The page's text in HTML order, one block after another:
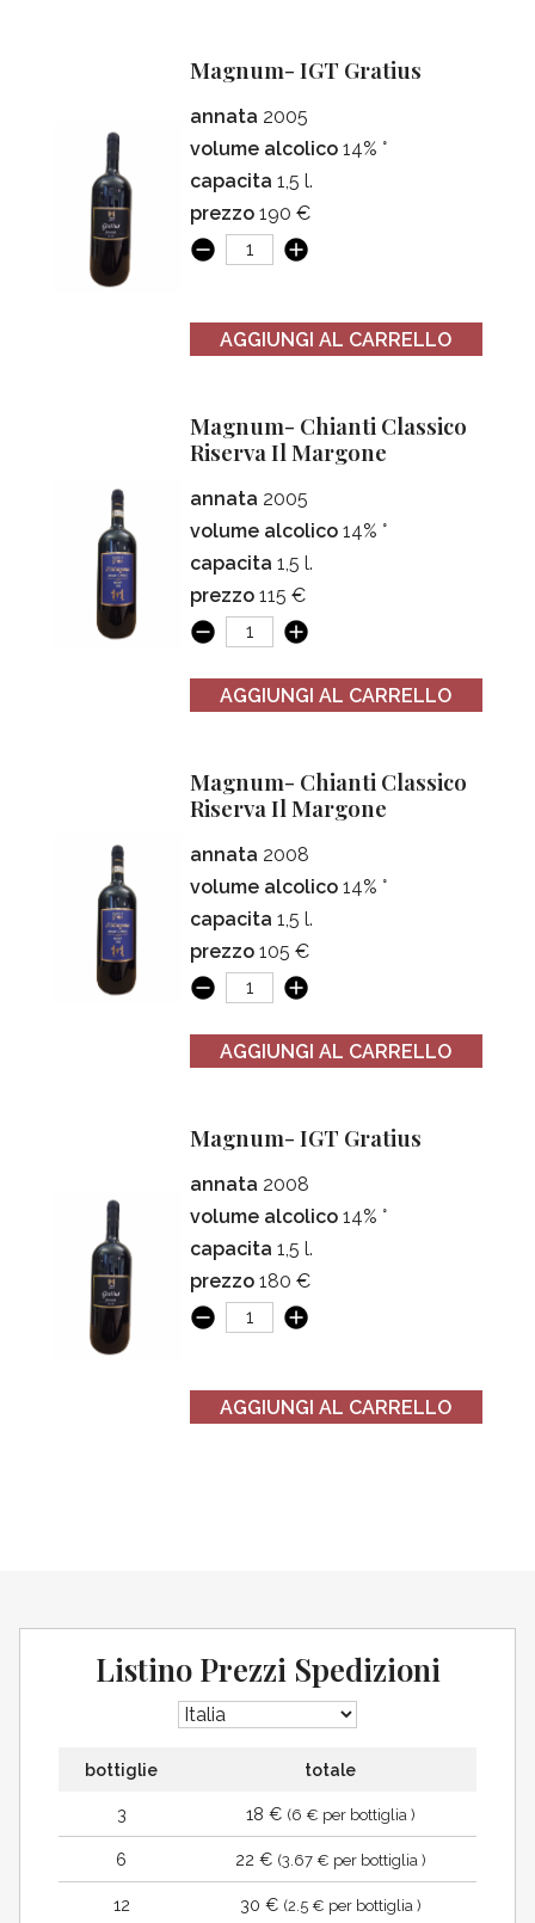
Magnum- IGT Gratius
annata 2005
volume alcolico14% °
capacita1,5 l.
prezzo190 €
AGGIUNGI AL CARRELLO
Magnum- Chianti Classico
Riserva Il Margone
annata 2005
volume alcolico14% °
capacita1,5 l.
prezzo115 €
AGGIUNGI AL CARRELLO
Magnum- Chianti Classico
Riserva Il Margone
annata 2008
volume alcolico14% °
capacita1,5 l.
prezzo105 €
AGGIUNGI AL CARRELLO
Magnum- IGT Gratius
annata 2008
volume alcolico14% °
capacita1,5 l.
prezzo180 €
AGGIUNGI AL CARRELLO
Listino Prezzi Spedizioni
bottiglie totale
3 18 € (6 € per bottiglia )
6 22 € (3.67 € per bottiglia )
12 30 € (2.5 € per bottiglia )